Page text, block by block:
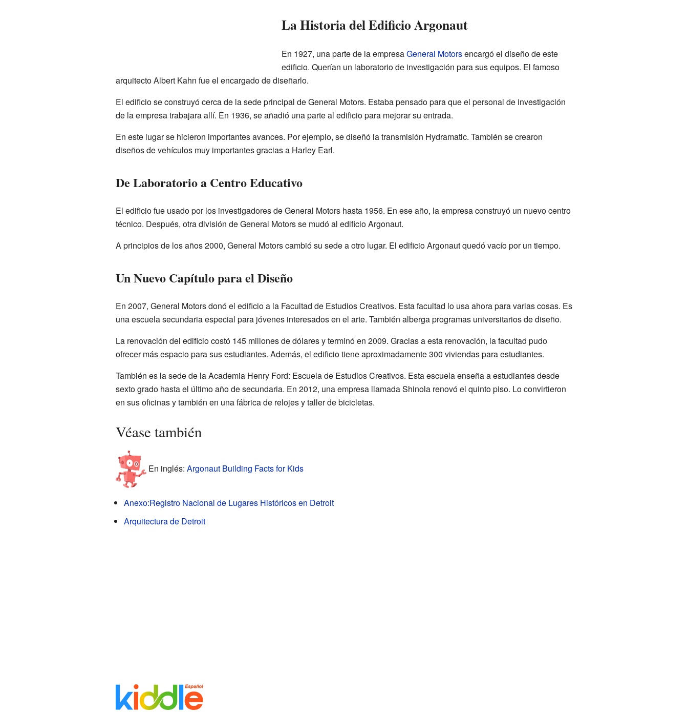
La Historia del Edificio Argonaut
En 1927, una parte de la empresaGeneral Motorsencargó el diseño de este
edificio. Querían un laboratorio de investigación para sus equipos. El famoso
arquitecto Albert Kahn fue el encargado de diseñarlo.
El edificio se construyó cerca de la sede principal de General Motors. Estaba pensado para que el personal de investigación
de la empresa trabajara allí. En 1936, se añadió una parte al edificio para mejorar su entrada.
En este lugar se hicieron importantes avances. Por ejemplo, se diseñó la transmisión Hydramatic. También se crearon
diseños de vehículos muy importantes gracias a Harley Earl.
De Laboratorio a Centro Educativo
El edificio fue usado por los investigadores de General Motors hasta 1956. En ese año, la empresa construyó un nuevo centro
técnico. Después, otra división de General Motors se mudó al edificio Argonaut.
A principios de los años 2000, General Motors cambió su sede a otro lugar. El edificio Argonaut quedó vacío por un tiempo.
Un Nuevo Capítulo para el Diseño
En 2007, General Motors donó el edificio a la Facultad de Estudios Creativos. Esta facultad lo usa ahora para varias cosas. Es
una escuela secundaria especial para jóvenes interesados en el arte. También alberga programas universitarios de diseño.
La renovación del edificio costó 145 millones de dólares y terminó en 2009. Gracias a esta renovación, la facultad pudo
ofrecer más espacio para sus estudiantes. Además, el edificio tiene aproximadamente 300 viviendas para estudiantes.
También es la sede de la Academia Henry Ford: Escuela de Estudios Creativos. Esta escuela enseña a estudiantes desde
sexto grado hasta el último año de secundaria. En 2012, una empresa llamada Shinola renovó el quinto piso. Lo convirtieron
en sus oficinas y también en una fábrica de relojes y taller de bicicletas.
Véase también
En inglés: Argonaut Building Facts for Kids
Anexo:Registro Nacional de Lugares Históricos en Detroit
Arquitectura de Detroit